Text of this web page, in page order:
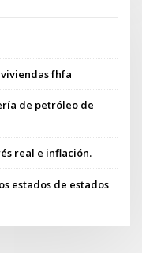
fhfa
de petróleo de
real e inflación.
estados de estados